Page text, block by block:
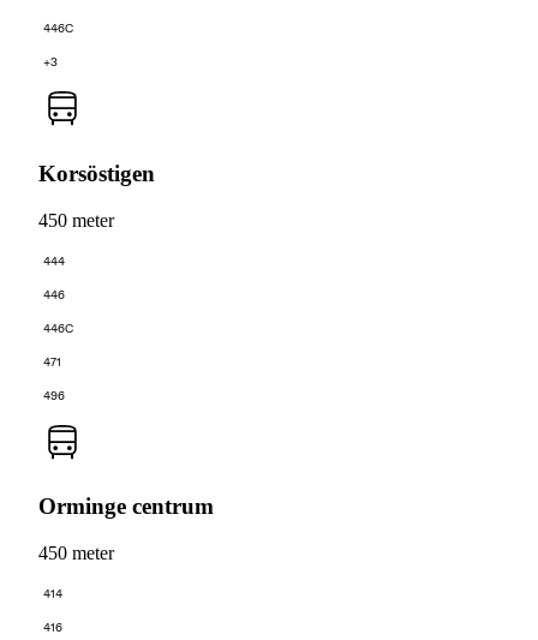
446C
+3
Korsöstigen
450 meter
444
446
446C
471
496
Orminge centrum
450 meter
414
416